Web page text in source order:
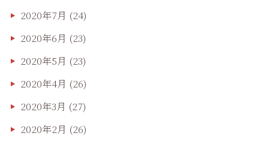
2020年7月 (24)
2020年6月 (23)
2020年5月 (23)
2020年4月 (26)
2020年3月 (27)
2020年2月 (26)